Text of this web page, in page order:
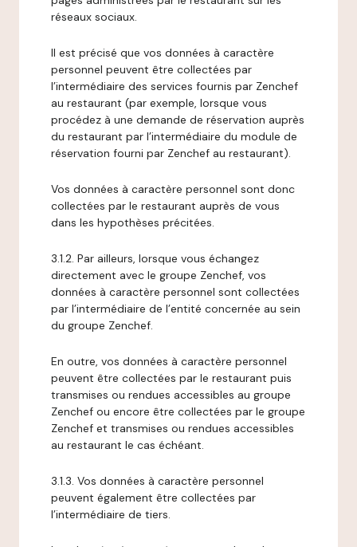
réseaux sociaux.
Il est précisé que vos données à caractère
personnel peuvent être collectées par
l’intermédiaire des services fournis par Zenchef
au restaurant (par exemple, lorsque vous
procédez à une demande de réservation auprès
du restaurant par l’intermédiaire du module de
réservation fourni par Zenchef au restaurant).
Vos données à caractère personnel sont donc
collectées par le restaurant auprès de vous
dans les hypothèses précitées.
3.1.2. Par ailleurs, lorsque vous échangez
directement avec le groupe Zenchef, vos
données à caractère personnel sont collectées
par l’intermédiaire de l’entité concernée au sein
du groupe Zenchef.
En outre, vos données à caractère personnel
peuvent être collectées par le restaurant puis
transmises ou rendues accessibles au groupe
Zenchef ou encore être collectées par le groupe
Zenchef et transmises ou rendues accessibles
au restaurant le cas échéant.
3.1.3. Vos données à caractère personnel
peuvent également être collectées par
l’intermédiaire de tiers.